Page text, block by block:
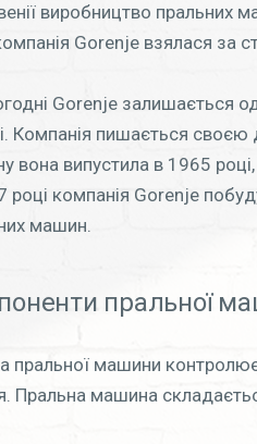
виробництво пральних
Gorenje взялася за
Gorenje залишається
Компанія пишається своєю
вона випустила в 1965
році компанія Gorenje
машин.
пральної
пральної машини
Пральна машина